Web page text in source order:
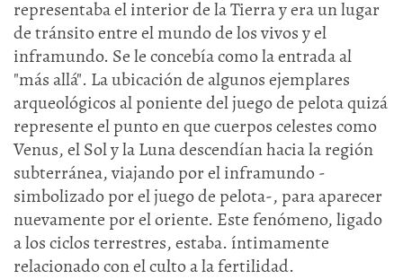
representaba el interior de la Tierra y era un lugar
de tránsito entre el mundo de los vivos y el
inframundo. Se le concebía como la entrada al
"más allá". La ubicación de algunos ejemplares
arqueológicos al poniente del juego de pelota quizá
represente el punto en que cuerpos celestes como
Venus, el Sol y la Luna descendían hacia la región
subterránea, viajando por el inframundo -
simbolizado por el juego de pelota-, para aparecer
nuevamente por el oriente. Este fenómeno, ligado
a los ciclos terrestres, estaba. íntimamente
relacionado con el culto a la fertilidad.